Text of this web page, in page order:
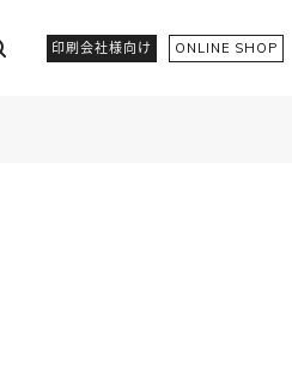
印刷会社様向け ONLINE SHOP